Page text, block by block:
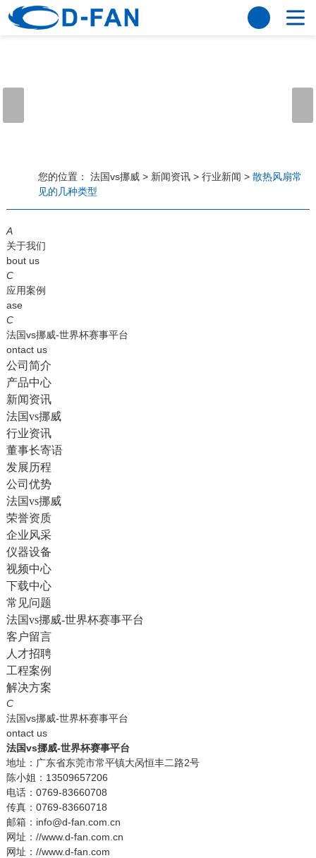
法国vs挪威
应用案例
工程案例
解决方案
新闻资讯
法国vs挪威
行业资讯
常见问题
法国vs挪威-世界杯赛事平台
您的位置： 法国vs挪威> 新闻资讯> 行业新闻 > 散热风扇常
见的几种类型
A
关于我们
bout us
C
应用案例
ase
C
法国vs挪威-世界杯赛事平台
ontact us
公司简介
产品中心
新闻资讯
法国vs挪威
行业资讯
董事长寄语
发展历程
公司优势
法国vs挪威
荣誉资质
企业风采
仪器设备
视频中心
下载中心
常见问题
法国vs挪威-世界杯赛事平台
客户留言
人才招聘
工程案例
解决方案
C
法国vs挪威-世界杯赛事平台
ontact us
法国vs挪威-世界杯赛事平台
地址：广东省东莞市常平镇大呙恒丰二路2号
陈小姐：13509657206
电话：0769-83660708
传真：0769-83660718
邮箱：info@d-fan.com.cn
网址：//www.d-fan.com.cn
网址：//www.d-fan.com